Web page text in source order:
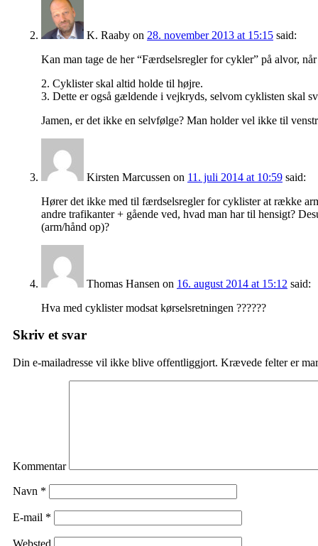
K. Raaby on 28. november 2013 at 15:15 said:
Kan man tage de her “Færdselsregler for cykler” på alvor,
2. Cyklister skal altid holde til højre.
3. Dette er også gældende i vejkryds, selvom cyklisten skal
Jamen, er det ikke en selvfølge? Man holder vel ikke til
Kirsten Marcussen on 11. juli 2014 at 10:59 said:
Hører det ikke med til færdselsregler for cyklister at række
andre trafikanter + gående ved, hvad man har til hensigt?
(arm/hånd op)?
Thomas Hansen on 16. august 2014 at 15:12 said:
Hva med cyklister modsat kørselsretningen ??????
Skriv et svar
Din e-mailadresse vil ikke blive offentliggjort. Krævede felter er
Kommentar
Navn *
E-mail *